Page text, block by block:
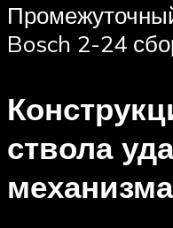
Bosch 2-24
ствола
механизма